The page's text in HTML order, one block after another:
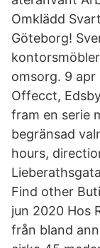
Omklädd
Göteborg!
omsorg. 9 apr
Offecct,
fram en serie
begränsad
hours,
Find other
jun 2020 Hos
från bland